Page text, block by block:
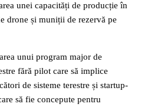
unei capacități de producție în
drone și muniții de rezervă pe
unui program major de
fără pilot care să implice
de sisteme terestre și startup-
să fie concepute pentru